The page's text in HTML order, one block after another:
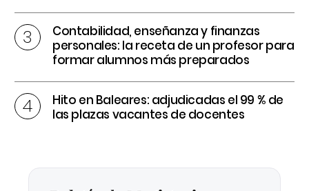
Contabilidad, enseñanza y finanzas
personales: la receta de un profesor para
formar alumnos más preparados
Hito en Baleares: adjudicadas el 99 % de
las plazas vacantes de docentes